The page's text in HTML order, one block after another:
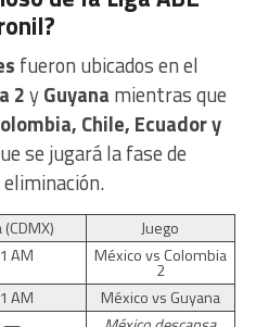
fueron ubicados en el
2yGuyana mientras que
Chile, Ecuador y
se jugará la fase de
Juego
AM México vs Colombia
2
AM
México vs Guyana